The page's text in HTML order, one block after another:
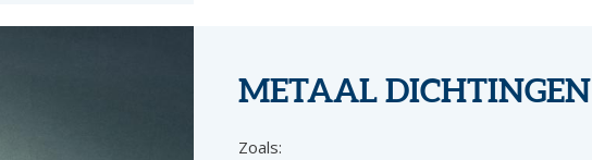
METAAL DICHTINGEN
Zoals: